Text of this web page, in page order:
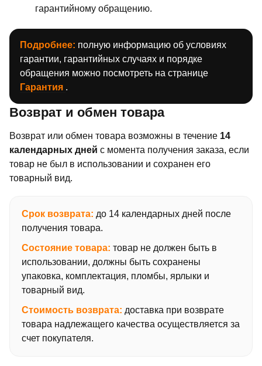
гарантийному обращению.
Подробнее: полную информацию об условиях
гарантии, гарантийных случаях и порядке
обращения можно посмотреть на странице
Гарантия .
Возврат и обмен товара
Возврат или обмен товара возможны в течение 14
календарных дней с момента получения заказа, если
товар не был в использовании и сохранен его
товарный вид.
Срок возврата: до 14 календарных дней после
получения товара.
Состояние товара: товар не должен быть в
использовании, должны быть сохранены
упаковка, комплектация, пломбы, ярлыки и
товарный вид.
Стоимость возврата: доставка при возврате
товара надлежащего качества осуществляется за
счет покупателя.